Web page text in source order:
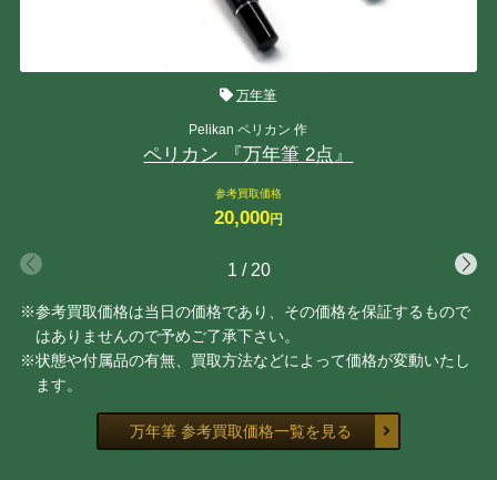
万年筆
Pelikan ペリカン 作
ペリカン 『万年筆 2点』
参考買取価格
20,000円
1 / 20
※参考買取価格は当日の価格であり、その価格を保証するもので
はありませんので予めご了承下さい。
※状態や付属品の有無、買取方法などによって価格が変動いたし
ます。
万年筆 参考買取価格一覧を見る